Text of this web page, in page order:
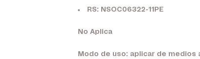
RS: NSOC06322-11PE
No Aplica
Modo de uso: aplicar de